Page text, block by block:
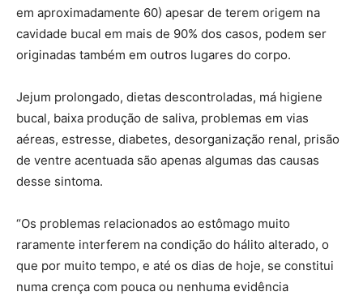
em aproximadamente 60) apesar de terem origem na
cavidade bucal em mais de 90% dos casos, podem ser
originadas também em outros lugares do corpo.
Jejum prolongado, dietas descontroladas, má higiene
bucal, baixa produção de saliva, problemas em vias
aéreas, estresse, diabetes, desorganização renal, prisão
de ventre acentuada são apenas algumas das causas
desse sintoma.
“Os problemas relacionados ao estômago muito
raramente interferem na condição do hálito alterado, o
que por muito tempo, e até os dias de hoje, se constitui
numa crença com pouca ou nenhuma evidência